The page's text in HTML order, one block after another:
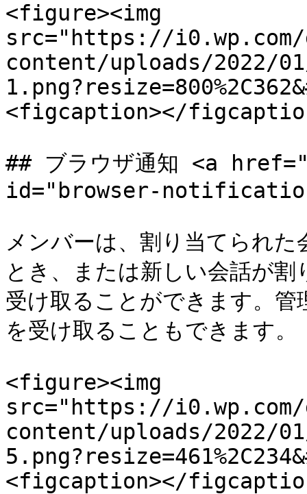
<figure><img
src="https://
content/uploads/2022/
<figcaption></
## ブラウザ通知 <a
id="browser-
メンバーは、割り当てられ
とき、または新しい会話が
受け取ることができます。
を受け取ることもできます。
<figure><img
src="https://
content/uploads/2022/
<figcaption></